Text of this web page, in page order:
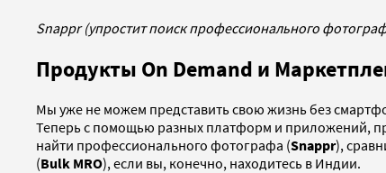
Snappr (упростит поиск профессионального
Продукты On Demand и
Мы уже не можем представить свою жизнь без
Теперь с помощью разных платформ и приложений,
найти профессионального фотографа (Snappr),
(Bulk MRO), если вы, конечно, находитесь в Индии.